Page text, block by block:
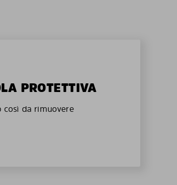
PROTETTIVA
da rimuovere